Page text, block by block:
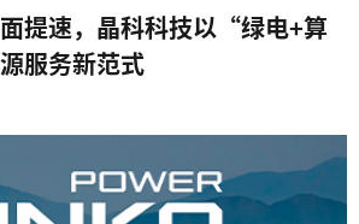
提速，晶科科技以“绿电+算
服务新范式